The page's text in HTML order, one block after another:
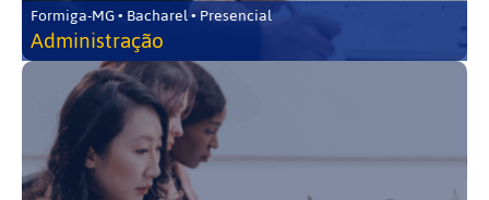
Formiga-MG • Bacharel • Presencial
Administração